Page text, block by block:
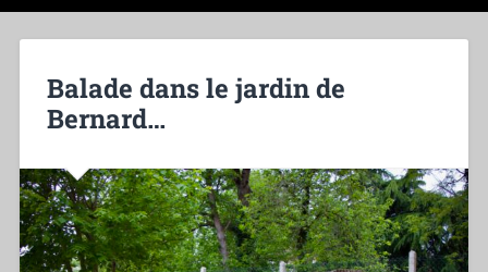
Balade dans le jardin de
Bernard…